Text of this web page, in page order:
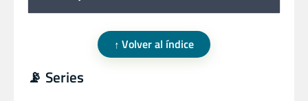
Volver al índice
📡 Series